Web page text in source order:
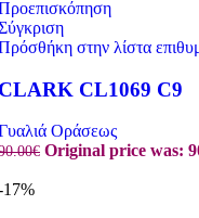
στην λίστα
CL1069 C9
Οράσεως
€ Original price was:
17%